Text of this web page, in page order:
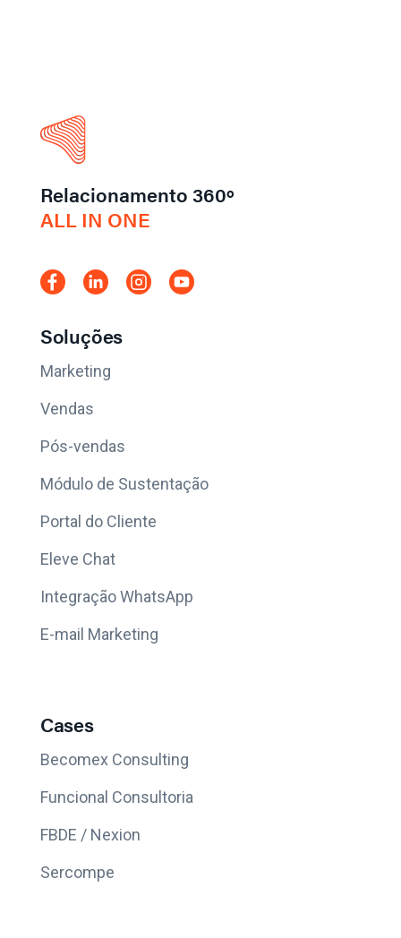
Relacionamento 360º
ALL IN ONE
Soluções
Marketing
Vendas
Pós-vendas
Módulo de Sustentação
Portal do Cliente
Eleve Chat
Integração WhatsApp
E-mail Marketing
Cases
Becomex Consulting
Funcional Consultoria
FBDE / Nexion
Sercompe